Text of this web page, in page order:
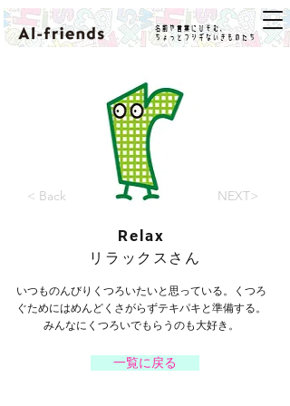
名前や言葉にひそむ、
ちょっとフシギないきものたち
< Back NEXT>
Relax
リラックスさん
いつものんびりくつろいたいと思っている。くつろ
ぐためにはめんどくさがらずテキパキと準備する。
みんなにくつろいでもらうのも大好き。
一覧に戻る